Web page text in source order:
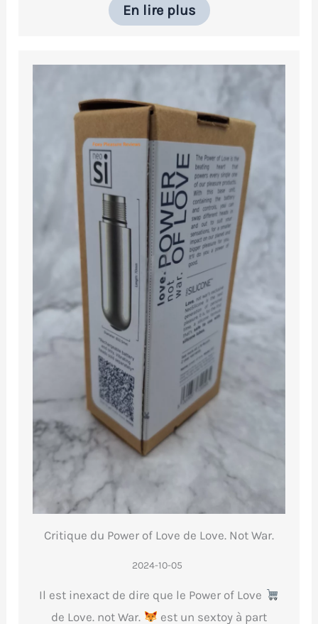
En lire plus
Critique du Power of Love de Love. Not War.
2024-10-05
Il est inexact de dire que le Power of Love
de Love. not War.
est un sextoy à part